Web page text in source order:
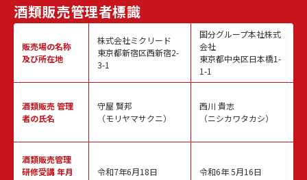
酒類販売管理者標識
販売場の名称
及び所在地
酒類販売管理
者の氏名
酒類販売管理
研修受講 年月
株式会社ミクリード
東京都新宿区西新宿2-
3-1
守屋 賢邦
（モリヤマサクニ）
令和7年6月18日
国分グループ本社株式
会社
東京都中央区日本橋1-
1-1
西川 貴志
（ニシカワタカシ）
令和6年 5月16日